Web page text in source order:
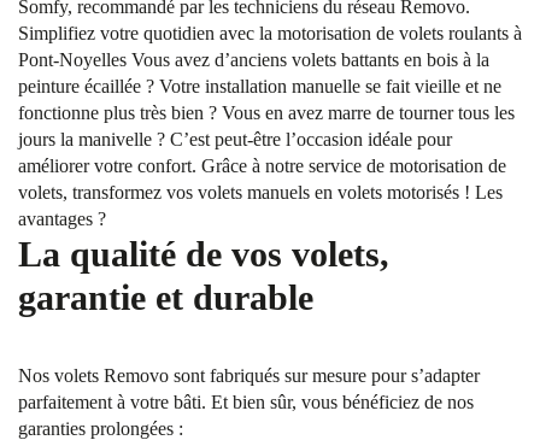
Somfy, recommandé par les techniciens du réseau Removo.
Simplifiez votre quotidien avec la motorisation de volets roulants à
Pont-Noyelles Vous avez d’anciens volets battants en bois à la
peinture écaillée ? Votre installation manuelle se fait vieille et ne
fonctionne plus très bien ? Vous en avez marre de tourner tous les
jours la manivelle ? C’est peut-être l’occasion idéale pour
améliorer votre confort. Grâce à notre service de motorisation de
volets, transformez vos volets manuels en volets motorisés ! Les
avantages ?
La qualité de vos volets,
garantie et durable
Nos volets Removo sont fabriqués sur mesure pour s’adapter
parfaitement à votre bâti. Et bien sûr, vous bénéficiez de nos
garanties prolongées :